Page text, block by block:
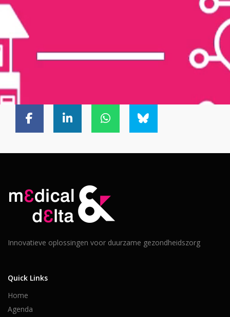
Innovatieve oplossingen voor duurzame gezondheidszorg
Quick Links
Home
Agenda